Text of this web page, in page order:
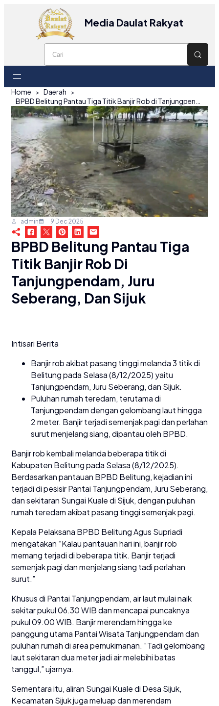
Media Daulat Rakyat
Home
Daerah
admin 9 Dec 2025
BPBD Belitung Pantau Tiga
Titik Banjir Rob Di
Tanjungpendam, Juru
Seberang, Dan Sijuk
Intisari Berita
Banjir rob akibat pasang tinggi melanda 3 titik di
Belitung pada Selasa (8/12/2025) yaitu
Tanjungpendam, Juru Seberang, dan Sijuk.
Puluhan rumah teredam, terutama di
Tanjungpendam dengan gelombang laut hingga
2 meter. Banjir terjadi semenjak pagi dan perlahan
surut menjelang siang, dipantau oleh BPBD.
Banjir rob kembali melanda beberapa titik di
Kabupaten Belitung pada Selasa (8/12/2025).
Berdasarkan pantauan BPBD Belitung, kejadian ini
terjadi di pesisir Pantai Tanjungpendam, Juru Seberang,
dan sekitaran Sungai Kuale di Sijuk, dengan puluhan
rumah teredam akibat pasang tinggi semenjak pagi.
Kepala Pelaksana BPBD Belitung Agus Supriadi
mengatakan “Kalau pantauan hari ini, banjir rob
memang terjadi di beberapa titik. Banjir terjadi
semenjak pagi dan menjelang siang tadi perlahan
surut.”
Khusus di Pantai Tanjungpendam, air laut mulai naik
sekitar pukul 06.30 WIB dan mencapai puncaknya
pukul 09.00 WIB. Banjir merendam hingga ke
panggung utama Pantai Wisata Tanjungpendam dan
puluhan rumah di area pemukimanan. “Tadi gelombang
laut sekitaran dua meter jadi air melebihi batas
tanggul,” ujarnya.
Sementara itu, aliran Sungai Kuale di Desa Sijuk,
Kecamatan Sijuk juga meluap dan merendam